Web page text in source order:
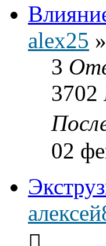
alex25 »
3
3702
02